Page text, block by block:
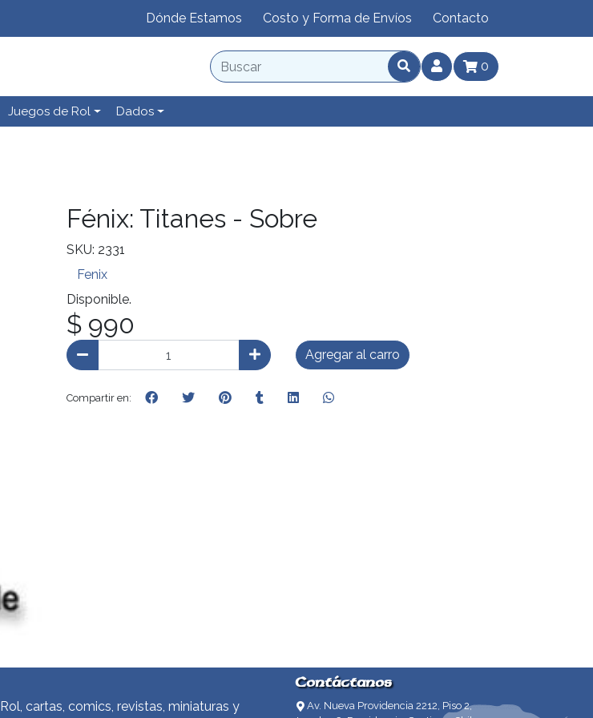
Dónde Estamos Costo y Forma de Envíos Contacto
0
Juegos de Rol Dados
Fénix: Titanes - Sobre
SKU: 2331
Fenix
Disponible.
$ 990
Agregar al carro
Compartir en:
cartas, comics, revistas, miniaturas y
Contáctanos
Av. Nueva Providencia 2212, Piso 2,